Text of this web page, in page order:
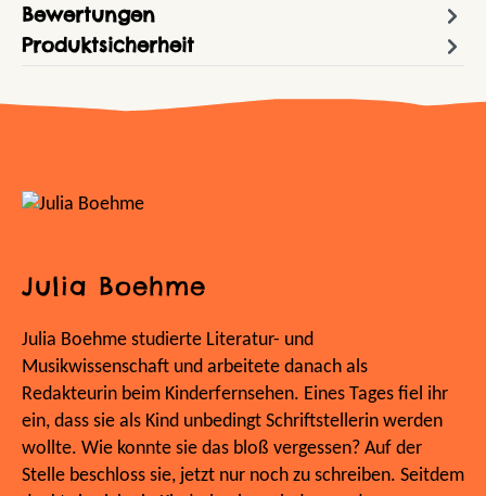
Bewertungen
Produktsicherheit
Julia Boehme
Julia Boehme studierte Literatur- und
Musikwissenschaft und arbeitete danach als
Redakteurin beim Kinderfernsehen. Eines Tages fiel ihr
ein, dass sie als Kind unbedingt Schriftstellerin werden
wollte. Wie konnte sie das bloß vergessen? Auf der
Stelle beschloss sie, jetzt nur noch zu schreiben. Seitdem